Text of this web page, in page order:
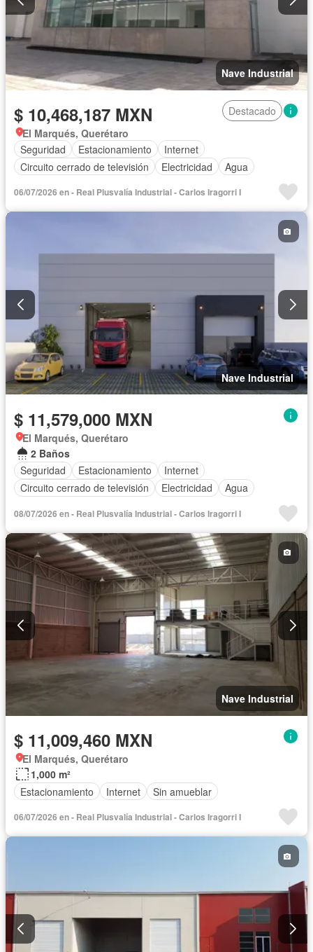
Nave Industrial
$ 10,468,187 MXN
Destacado
El Marqués, Querétaro
Seguridad
Estacionamiento
Internet
Circuito cerrado de televisión
Electricidad Agua
06/07/2026 en - Real Plusvalía Industrial - Carlos Iragorri I
Nave Industrial
$ 11,579,000 MXN
El Marqués, Querétaro
2 Baños
Seguridad
Estacionamiento
Internet
Circuito cerrado de televisión
Electricidad Agua
08/07/2026 en - Real Plusvalía Industrial - Carlos Iragorri I
Nave Industrial
$ 11,009,460 MXN
El Marqués, Querétaro
1,000 m²
Estacionamiento
Internet Sin amueblar
06/07/2026 en - Real Plusvalía Industrial - Carlos Iragorri I